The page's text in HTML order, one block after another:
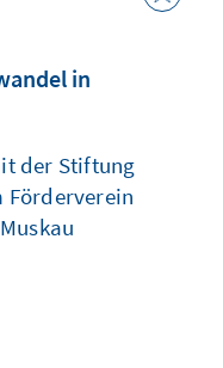
in
der Stiftung
Förderverein